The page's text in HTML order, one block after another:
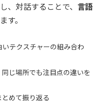
、対話することで、 言語
す。
テクスチャーの組み合わ
じ場所でも注目点の違いを
めて振り返る